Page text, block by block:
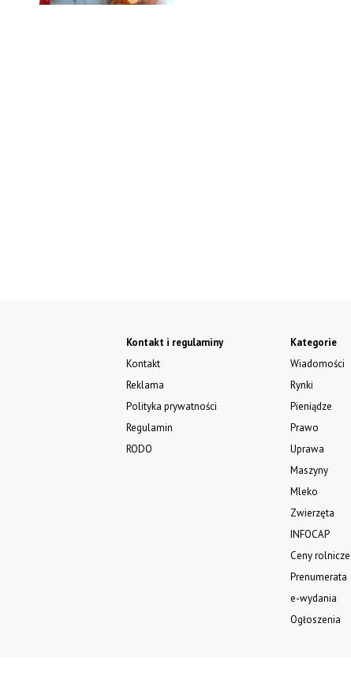
Kontakt i regulaminy
Kontakt
Reklama
Polityka prywatności
Regulamin
RODO
Kategorie
Wiadomości
Rynki
Pieniądze
Prawo
Uprawa
Maszyny
Mleko
Zwierzęta
INFOCAP
Ceny rolnicze
Prenumerata
e-wydania
Ogłoszenia